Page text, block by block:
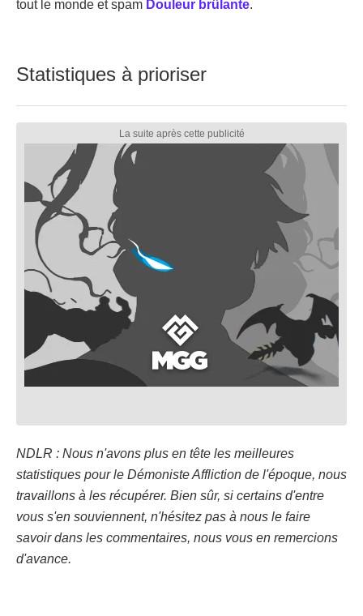
tout le monde et spam Douleur brûlante.
Statistiques à prioriser
NDLR : Nous n'avons plus en tête les meilleures
statistiques pour le Démoniste Affliction de l'époque, nous
travaillons à les récupérer. Bien sûr, si certains d'entre
vous s'en souviennent, n'hésitez pas à nous le faire
savoir dans les commentaires, nous vous en remercions
d'avance.